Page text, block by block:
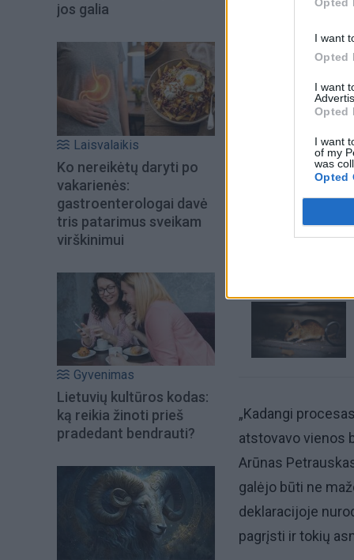
I want
Opted
I want
Opted
I want
of my
was
Opted
jos galia
Laisvalaikis
Ko nereikėtų daryti po
vakarienės:
gastroenterologai davė
tris patarimus sveikam
virškinimui
Gyvenimas
Lietuvių kultūros kodas:
ką reikia žinoti prieš
pradedant bendrauti?
Šiuo metu
„Kadangi
atstovavo vienos
Arūnas
galėjo būti ne
deklaracijoje
pagrįsti ir tokių